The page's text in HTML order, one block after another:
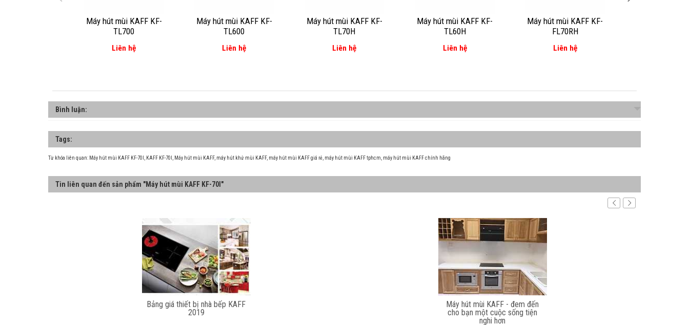
Máy hút mùi KAFF KF-
TL700
Liên hệ
Máy hút mùi KAFF KF-
TL600
Liên hệ
Máy hút mùi KAFF KF-
TL70H
Liên hệ
Máy hút mùi KAFF KF-
TL60H
Liên hệ
Máy hút mùi KAFF KF-
FL70RH
Liên hệ
Bình luận:
Tags:
Từ khóa liên quan: Máy hút mùi KAFF KF-70I KAFF KF-70I Máy hút mùi KAFF, máy hút khử mùi KAFF, máy hút mùi KAFF giá rẻ máy hút mùi KAFF tphcm máy hút mùi KAFF chính hãng
Tin liên quan đến sản phẩm "Máy hút mùi KAFF KF-70I"
Bảng giá thiết bị nhà bếp KAFF
2019
Máy hút mùi KAFF - đem đến
cho bạn một cuộc sống tiện
nghi hơn